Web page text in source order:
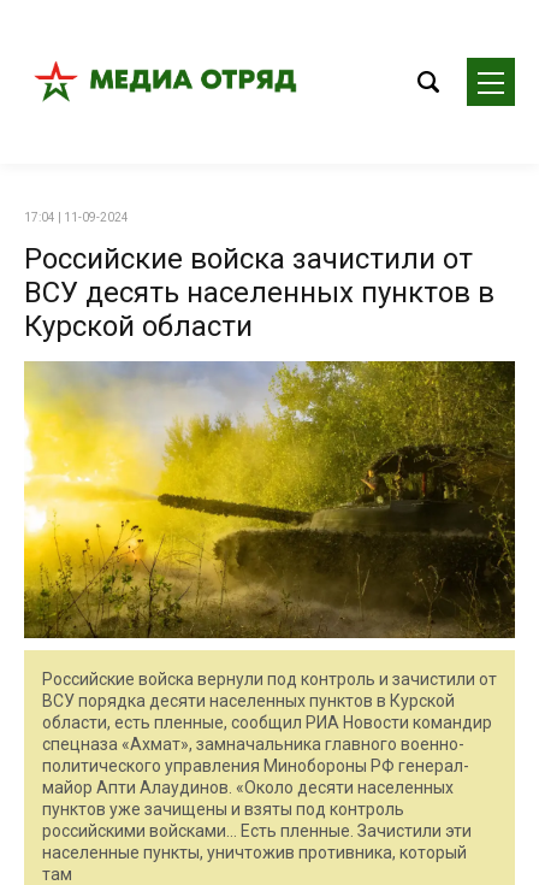
17:04 | 11-09-2024
Российские войска зачистили от
ВСУ десять населенных пунктов в
Курской области
Российские войска вернули под контроль и зачистили от
ВСУ порядка десяти населенных пунктов в Курской
области, есть пленные, сообщил РИА Новости командир
спецназа «Ахмат», замначальника главного военно-
политического управления Минобороны РФ генерал-
майор Апти Алаудинов. «Около десяти населенных
пунктов уже зачищены и взяты под контроль
российскими войсками… Есть пленные. Зачистили эти
населенные пункты, уничтожив противника, который
там